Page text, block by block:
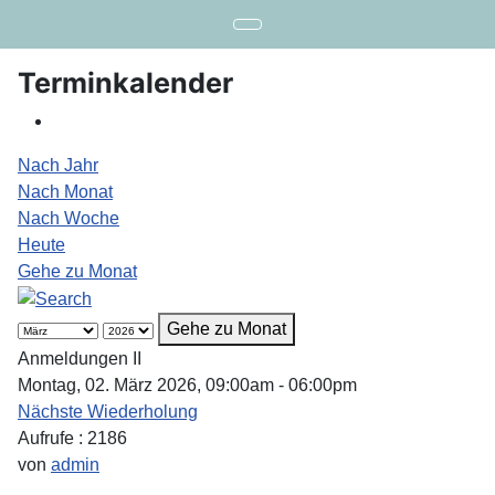
Terminkalender
Nach Jahr
Nach Monat
Nach Woche
Heute
Gehe zu Monat
Gehe zu Monat
Anmeldungen II
Montag, 02. März 2026, 09:00am - 06:00pm
Nächste Wiederholung
Aufrufe : 2186
von admin